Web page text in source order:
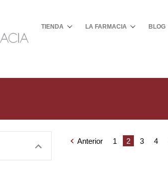
TIENDA LA FARMACIA BLOG
Anterior 1 2 3 4